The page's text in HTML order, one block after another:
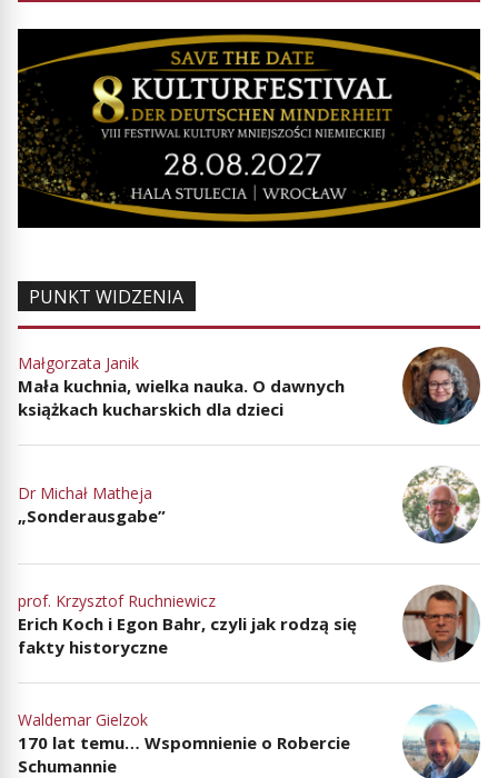
PUNKT WIDZENIA
Małgorzata Janik
Mała kuchnia, wielka nauka. O dawnych
książkach kucharskich dla dzieci
Dr Michał Matheja
„Sonderausgabe”
prof. Krzysztof Ruchniewicz
Erich Koch i Egon Bahr, czyli jak rodzą się
fakty historyczne
Waldemar Gielzok
170 lat temu… Wspomnienie o Robercie
Schumannie